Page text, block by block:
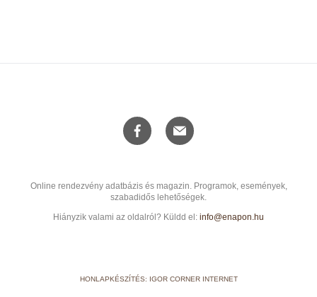
Online rendezvény adatbázis és magazin. Programok, események,
szabadidős lehetőségek.
Hiányzik valami az oldalról? Küldd el: info@enapon.hu
HONLAPKÉSZÍTÉS: IGOR CORNER INTERNET